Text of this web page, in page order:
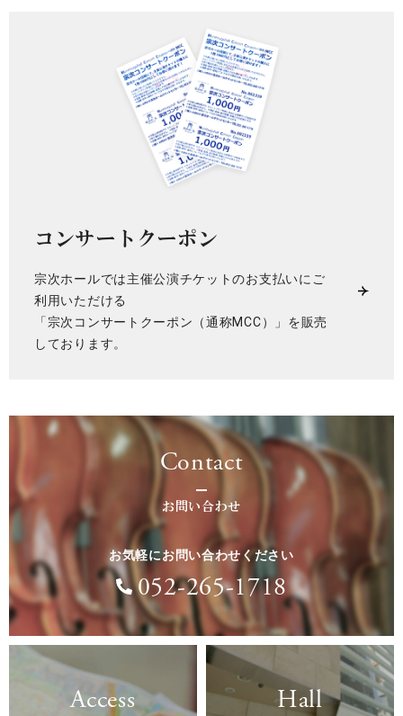
コンサートクーポン
宗次ホールでは主催公演チケットのお支払いにご
利用いただける
「宗次コンサートクーポン（通称MCC）」を販売
しております。
Contact
お問い合わせ
お気軽にお問い合わせください
052-265-1718
Access Hall